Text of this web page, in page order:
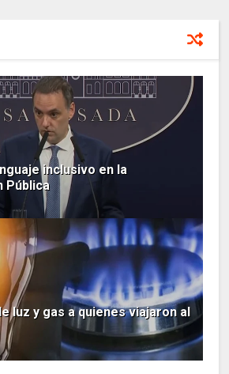
inclusivo en la
Pública
luz y gas a quienes viajaron al